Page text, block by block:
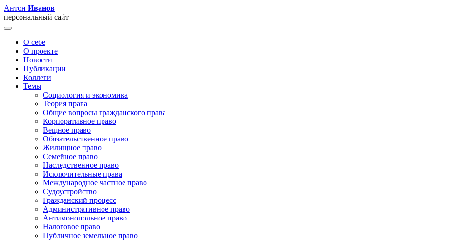
Антон Иванов
персональный сайт
О себе
О проекте
Новости
Публикации
Коллеги
Темы
Социология и экономика
Теория права
Общие вопросы гражданского права
Корпоративное право
Вещное право
Обязательственное право
Жилищное право
Семейное право
Наследственное право
Исключительные права
Международное частное право
Судоустройство
Гражданский процесс
Административное право
Антимонопольное право
Налоговое право
Публичное земельное право